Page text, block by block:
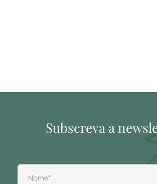
Subscreva a